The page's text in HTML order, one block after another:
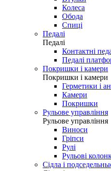
Колеса
Обода
Спиці
Педалі
Педалі
Контактні
Педалі
Покришки і камери
Покришки і камери
Герметики і
Камери
Покришки
Рульове управління
Рульове управління
Виноси
Гріпси
Рулі
Рульові
Сідла і